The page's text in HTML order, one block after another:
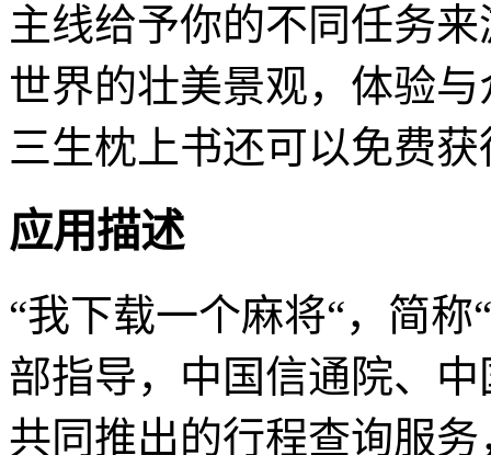
主线给予你的不同任务
世界的壮美景观，体验
三生枕上书还可以免费
应用描述
“我下载一个麻将“，简
部指导，中国信通院、
共同推出的行程查询服